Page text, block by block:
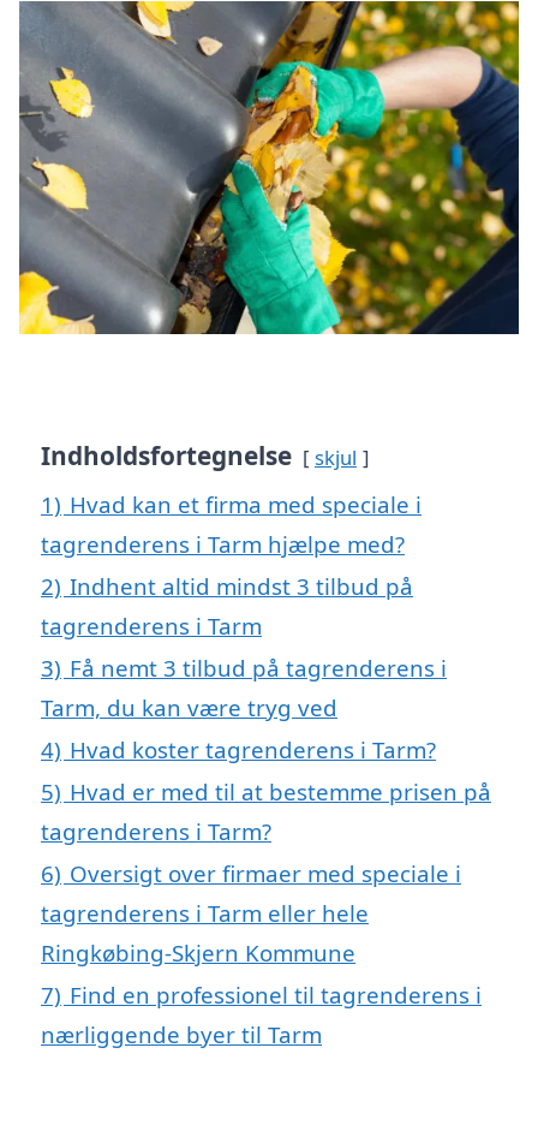
Indholdsfortegnelse skjul
1) Hvad kan et firma med speciale i
tagrenderens i Tarm hjælpe med?
2) Indhent altid mindst 3 tilbud på
tagrenderens i Tarm
3) Få nemt 3 tilbud på tagrenderens i
Tarm, du kan være tryg ved
4) Hvad koster tagrenderens i Tarm?
5) Hvad er med til at bestemme prisen på
tagrenderens i Tarm?
6) Oversigt over firmaer med speciale i
tagrenderens i Tarm eller hele
Ringkøbing-Skjern Kommune
7) Find en professionel til tagrenderens i
nærliggende byer til Tarm